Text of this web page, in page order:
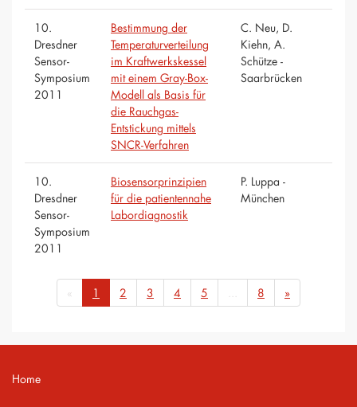
10.
Dresdner
Sensor-
Symposium
2011
Bestimmung der
Temperaturverteilung
im Kraftwerkskessel
mit einem Gray-Box-
Modell als Basis für
die Rauchgas-
Entstickung mittels
SNCR-Verfahren
C. Neu, D.
Kiehn, A.
Schütze -
Saarbrücken
10.
Dresdner
Sensor-
Symposium
2011
Biosensorprinzipien
für die patientennahe
Labordiagnostik
P. Luppa -
München
« 1 2 3 4 5 ... 8 »
Home